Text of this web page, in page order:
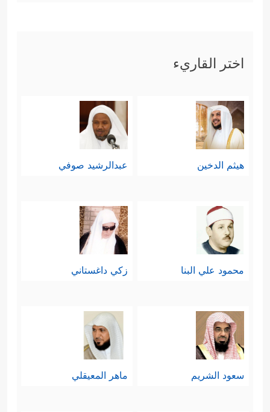
اختر القاريء
هيثم الدخين عبدالرشيد صوفي
محمود علي البنا زكي داغستاني
سعود الشريم ماهر المعيقلي